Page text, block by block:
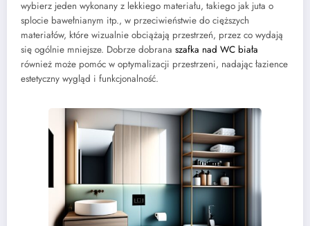
wybierz jeden wykonany z lekkiego materiału, takiego jak juta o
splocie bawełnianym itp., w przeciwieństwie do cięższych
materiałów, które wizualnie obciążają przestrzeń, przez co wydają
się ogólnie mniejsze. Dobrze dobrana szafka nad WC biała
również może pomóc w optymalizacji przestrzeni, nadając łazience
estetyczny wygląd i funkcjonalność.